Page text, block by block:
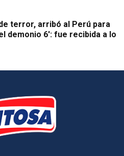
terror, arribó al Perú para
demonio 6': fue recibida a lo